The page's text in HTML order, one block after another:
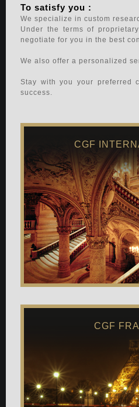
To satisfy you :
We specialize in custom
Under the terms of
negotiate for you in the best
We also offer a personalized
Stay with you your preferred
success.
CGF
CGF